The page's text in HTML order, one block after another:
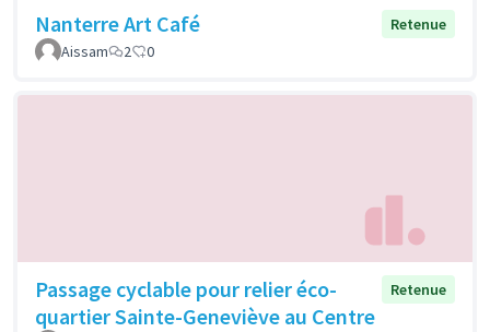
Nanterre Art Café
Retenue
Aissam
2 0
Passage cyclable pour relier éco-
quartier Sainte-Geneviève au Centre
Retenue